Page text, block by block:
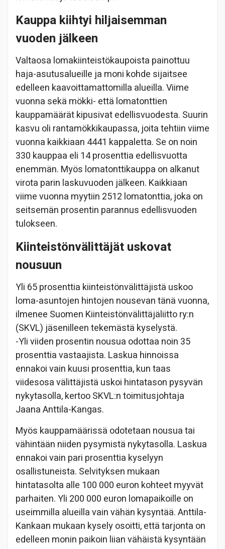
Kauppa kiihtyi hiljaisemman
vuoden jälkeen
Valtaosa lomakiinteistökaupoista painottuu
haja-asutusalueille ja moni kohde sijaitsee
edelleen kaavoittamattomilla alueilla. Viime
vuonna sekä mökki- että lomatonttien
kauppamäärät kipusivat edellisvuodesta. Suurin
kasvu oli rantamökkikaupassa, joita tehtiin viime
vuonna kaikkiaan 4441 kappaletta. Se on noin
330 kauppaa eli 14 prosenttia edellisvuotta
enemmän. Myös lomatonttikauppa on alkanut
virota parin laskuvuoden jälkeen. Kaikkiaan
viime vuonna myytiin 2512 lomatonttia, joka on
seitsemän prosentin parannus edellisvuoden
tulokseen.
Kiinteistönvälittäjät uskovat
nousuun
Yli 65 prosenttia kiinteistönvälittäjistä uskoo
loma-asuntojen hintojen nousevan tänä vuonna,
ilmenee Suomen Kiinteistönvälittäjäliitto ry:n
(SKVL) jäsenilleen tekemästä kyselystä.
-Yli viiden prosentin nousua odottaa noin 35
prosenttia vastaajista. Laskua hinnoissa
ennakoi vain kuusi prosenttia, kun taas
viidesosa välittäjistä uskoi hintatason pysyvän
nykytasolla, kertoo SKVL:n toimitusjohtaja
Jaana Anttila-Kangas.
Myös kauppamäärissä odotetaan nousua tai
vähintään niiden pysymistä nykytasolla. Laskua
ennakoi vain pari prosenttia kyselyyn
osallistuneista. Selvityksen mukaan
hintatasolta alle 100 000 euron kohteet myyvät
parhaiten. Yli 200 000 euron lomapaikoille on
useimmilla alueilla vain vähän kysyntää. Anttila-
Kankaan mukaan kysely osoitti, että tarjonta on
edelleen monin paikoin liian vähäistä kysyntään